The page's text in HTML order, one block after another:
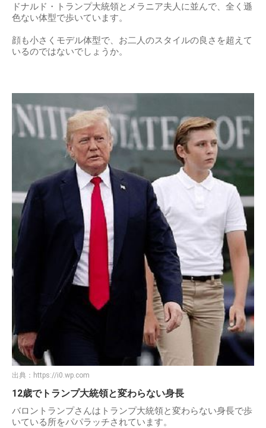
ドナルド・トランプ大統領とメラニア夫人に並んで、全く遜
色ない体型で歩いています。
顔も小さくモデル体型で、お二人のスタイルの良さを超えて
いるのではないでしょうか。
出典： https://i0.wp.com
12歳でトランプ大統領と変わらない身長
バロントランプさんはトランプ大統領と変わらない身長で歩
いている所をパパラッチされています。